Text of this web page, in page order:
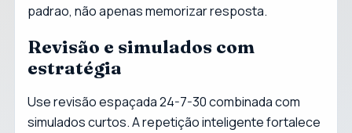
padrao, não apenas memorizar resposta.
Revisão e simulados com
estratégia
Use revisão espaçada 24-7-30 combinada com
simulados curtos. A repetição inteligente fortalece